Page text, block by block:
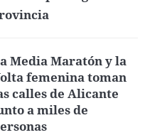
Media Maratón y la
femenina toman
calles de Alicante
a miles de